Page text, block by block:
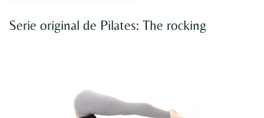
Serie original de Pilates: The rocking